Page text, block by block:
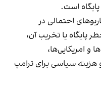
است.
احتمالی در
پایگاه یا تخریب آن،
و امریکایی‌ها،
هزینه سیاسی برای ترامپ